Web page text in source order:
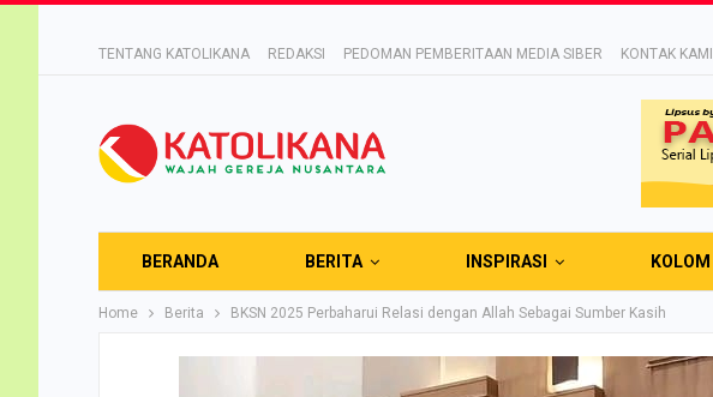
TENTANG KATOLIKANA
REDAKSI PEDOMAN PEMBERITAAN MEDIA SIBER KONTAK KAMI
BERANDA BERITA INSPIRASI KOLOM
Home Berita BKSN 2025 Perbaharui Relasi dengan Allah Sebagai Sumber Kasih